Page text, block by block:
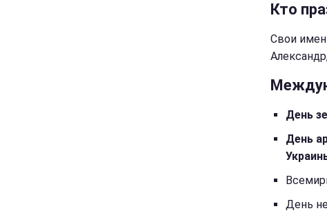
Кто
Свои
День
День
День